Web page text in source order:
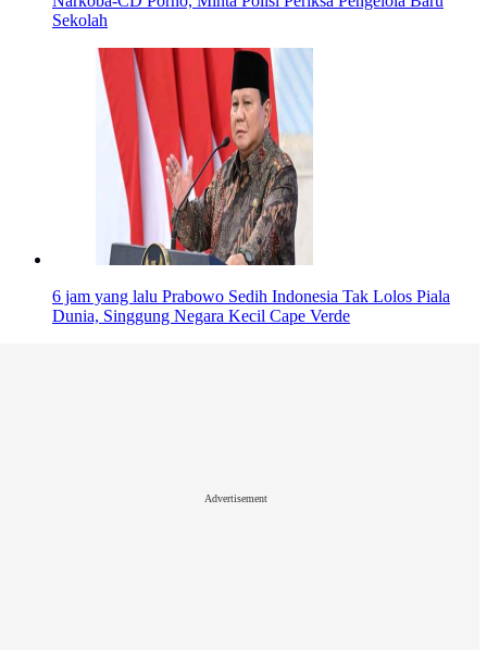
Sekolah
6 jam yang lalu Prabowo Sedih Indonesia Tak Lolos Piala
Dunia, Singgung Negara Kecil Cape Verde
Advertisement